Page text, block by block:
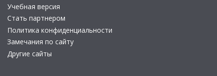
Учебная версия
Стать партнером
Политика конфиденциальности
Замечания по сайту
Другие сайты